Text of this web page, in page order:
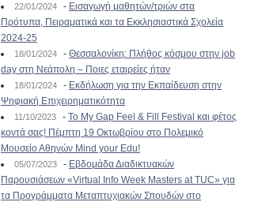
22/01/2024 - Εισαγωγή μαθητών/τριών στα
Πρότυπα, Πειραματικά και τα Εκκλησιαστικά Σχολεία
2024-25
18/01/2024 - Θεσσαλονίκη: Πλήθος κόσμου στην job
day στη Νεάπολη – Ποιες εταιρείες ήταν
18/01/2024 - Εκδήλωση για την Εκπαίδευση στην
Ψηφιακή Επιχειρηματικότητα
11/10/2023 - To My Gap Feel & Fill Festival και φέτος
κοντά σας! Πέμπτη 19 Οκτωβρίου στο Πολεμικό
Μουσείο Αθηνών Mind your Edu!
05/07/2023 - Εβδομάδα Διαδικτυακών
Παρουσιάσεων «Virtual Info Week Masters at TUC» για
τα Προγράμματα Μεταπτυχιακών Σπουδών στο